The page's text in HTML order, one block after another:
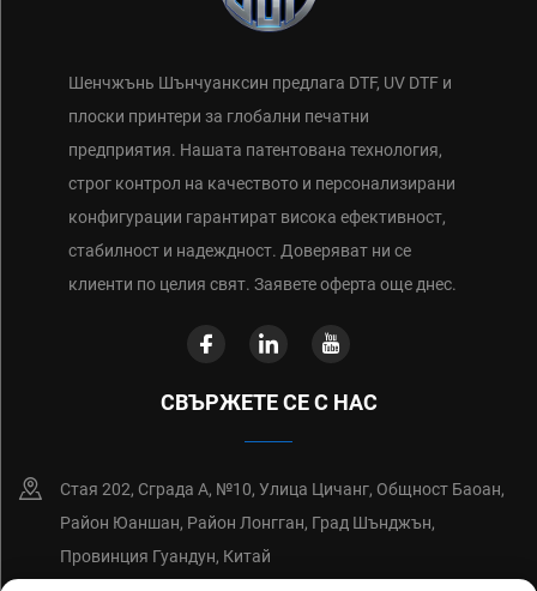
Шенчжънь Шънчуанксин предлага DTF, UV DTF и
плоски принтери за глобални печатни
предприятия. Нашата патентована технология,
строг контрол на качеството и персонализирани
конфигурации гарантират висока ефективност,
стабилност и надеждност. Доверяват ни се
клиенти по целия свят. Заявете оферта още днес.
СВЪРЖЕТЕ СЕ С НАС
Стая 202, Сграда А, №10, Улица Цичанг, Общност Баоан,
Район Юаншан, Район Лонгган, Град Шънджън,
Провинция Гуандун, Китай